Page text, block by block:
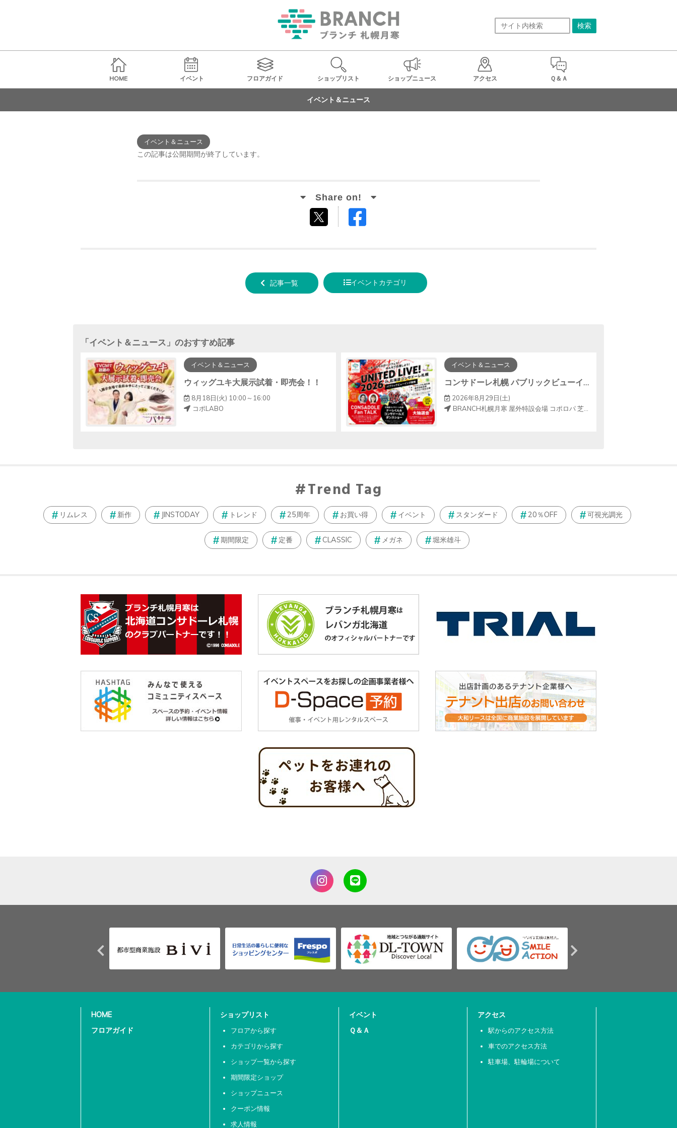
HOME イベント フロアガイド ショップリスト ショップニュース アクセス Ｑ＆Ａ
イベント＆ニュース
イベント＆ニュース
この記事は公開期間が終了しています。
する
記事一覧 イベントカテゴリ
「イベント＆ニュース 」のおすすめ記事
イベント＆ニュース
ウィッグユキ大展示試着・即売会！！
8月18日(火) 10:00～16:00
コポLABO
イベント＆ニュース
コンサドーレ札幌 パブリックビューイング開催！
2026年8月29日(土)
BRANCH札幌月寒 屋外特設会場 コポロパ 芝生広場
Trend Tag
リムレス 新作 JINSTODAY トレンド 25周年 お買い得 イベント スタンダード 20％OFF 可視光調光
期間限定 定番 CLASSIC メガネ 堀米雄斗
HOME
フロアガイド
ショップリスト
フロアから探す
カテゴリから探す
ショップ一覧から探す
期間限定ショップ
ショップニュース
クーポン情報
求人情報
イベント
Ｑ＆Ａ
アクセス
駅からのアクセス方法
車でのアクセス方法
駐車場、駐輪場について